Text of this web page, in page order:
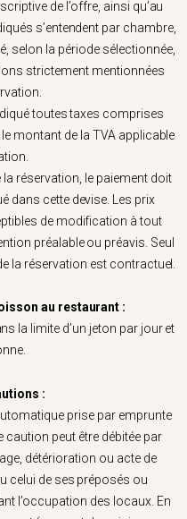
de l’offre, ainsi qu’au
s’entendent par chambre,
selon la période sélectionnée,
strictement mentionnées
toutes taxes comprises
montant de la TVA applicable
la réservation, le paiement doit
dans cette devise. Les prix
de modification à tout
préalable ou préavis. Seul
la réservation est contractuel.
au restaurant :
la limite d’un jeton par jour et
:
prise par emprunte
peut être débitée par
détérioration ou acte de
celui de ses préposés ou
l’occupation des locaux. En